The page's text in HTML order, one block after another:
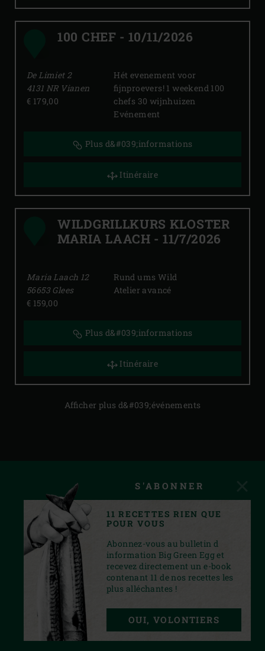
100 CHEF - 10/11/2026
De Limiet 2
4131 NR Vianen
€ 179,00
Hét evenement voor
fijnproevers! 1 weekend 100
chefs 30 wijnhuizen
Evénement
Plus d&#039;informations
Itinéraire
WILDGRILLKURS KLOSTER
MARIA LAACH - 11/7/2026
Maria Laach 12
56653 Glees
€ 159,00
Rund ums Wild
Atelier avancé
Plus d&#039;informations
Itinéraire
Afficher plus d&#039;événements
PRIVACY STATEMENT
S'ABONNER
11 RECETTES RIEN QUE
POUR VOUS
Abonnez-vous au bulletin d
information Big Green Egg et
recevez directement un e-book
contenant 11 de nos recettes les
plus alléchantes !
OUI, VOLONTIERS